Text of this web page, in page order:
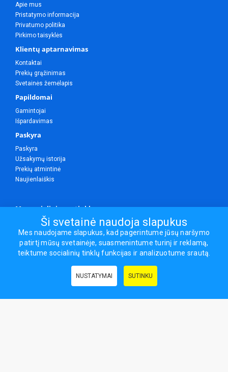
Apie mus
Pristatymo informacija
Privatumo politika
Pirkimo taisyklės
Klientų aptarnavimas
Kontaktai
Prekių grąžinimas
Svetainės žemėlapis
Papildomai
Gamintojai
Išpardavimas
Paskyra
Paskyra
Užsakymų istorija
Prekių atmintinė
Naujienlaiškis
Mes socialiniuose tinkluose
Visos teisės saugomos.
Sporto ir laisvalaikio prekės, maisto papildai - erasportas.lt © 2026
Ši svetainė naudoja slapukus
Mes naudojame slapukus, kad pagerintume jūsų naršymo
patirtį mūsų svetainėje, suasmenintume turinį ir reklamą,
teiktume socialinių tinklų funkcijas ir analizuotume srautą.
NUSTATYMAI SUTINKU